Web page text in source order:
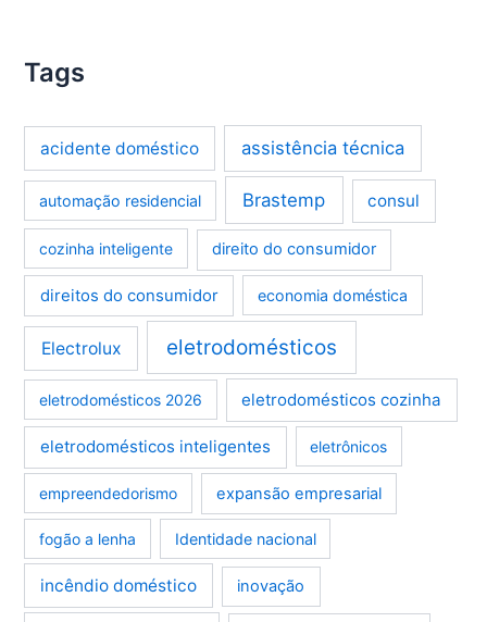
Tags
acidente doméstico assistência técnica
automação residencial Brastemp consul
cozinha inteligente direito do consumidor
direitos do consumidor economia doméstica
Electrolux eletrodomésticos
eletrodomésticos 2026 eletrodomésticos cozinha
eletrodomésticos inteligentes eletrônicos
empreendedorismo expansão empresarial
fogão a lenha Identidade nacional
incêndio doméstico inovação